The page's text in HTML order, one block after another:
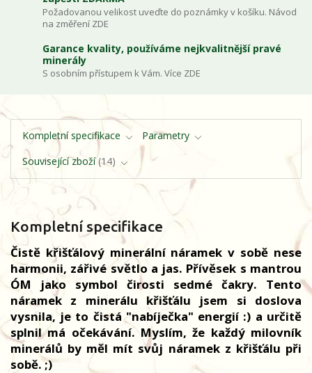
Požadovanou velikost uveďte do poznámky v košíku. Návod
na změření ZDE
Garance kvality, používáme nejkvalitnější pravé
minerály
S osobním přístupem k Vám. Více ZDE
Kompletní specifikace
Parametry
Související zboží 14
Kompletní specifikace
Čistě křišťálový minerální náramek v sobě nese
harmonii, zářivé světlo a jas. Přívěsek s mantrou
ÓM jako symbol čirosti sedmé čakry. Tento
náramek z minerálu křišťálu jsem si doslova
vysnila, je to čistá "nabíječka" energií :) a určitě
splnil má očekávání. Myslím, že každý milovník
minerálů by měl mít svůj náramek z křišťálu při
sobě. ;)